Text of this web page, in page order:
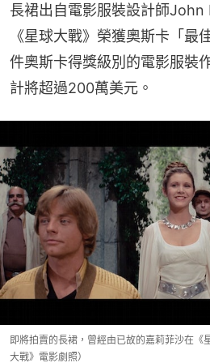
長裙出自電影服裝設計師
《星球大戰》榮獲奧斯卡「最
件奧斯卡得獎級別的電影服裝
計將超過200萬美元。
即將拍賣的長裙，曾經由已故的嘉莉菲沙在《
大戰》電影劇照）